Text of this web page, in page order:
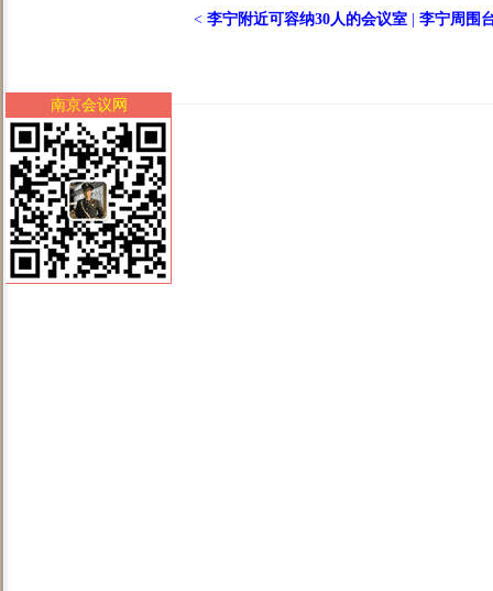
< 李宁附近可容纳30人的会议室| 李宁周围
南京会议网